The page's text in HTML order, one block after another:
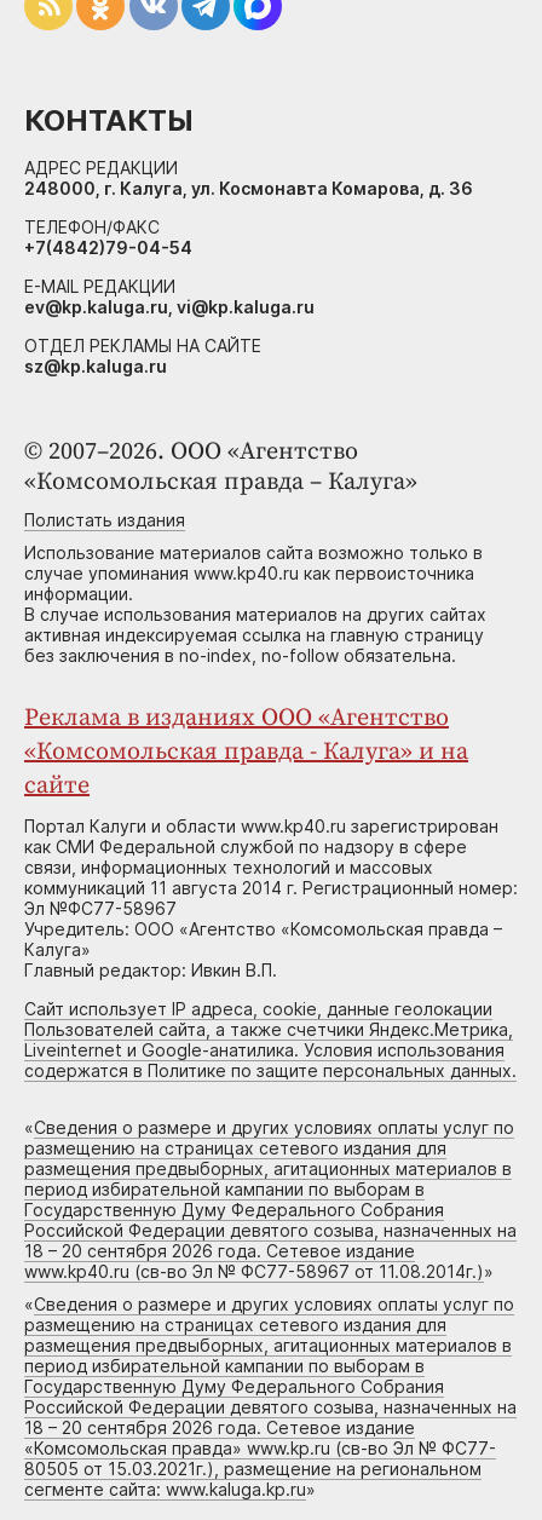
© 2007–2026. ООО «Агентство
«Комсомольская правда – Калуга»
Полистать издания
Использование материалов сайта возможно только в
случае упоминания www.kp40.ru как первоисточника
информации.
В случае использования материалов на других сайтах
активная индексируемая ссылка на главную страницу
без заключения в no-index, no-follow обязательна.
Реклама в изданиях ООО «Агентство
«Комсомольская правда - Калуга» и на
сайте
Портал Калуги и области www.kp40.ru зарегистрирован
как СМИ Федеральной службой по надзору в сфере
связи, информационных технологий и массовых
коммуникаций 11 августа 2014 г. Регистрационный номер:
Эл №ФС77-58967
Учредитель: ООО «Агентство «Комсомольская правда –
Калуга»
Главный редактор: Ивкин В.П.
Сайт использует IP адреса, cookie, данные геолокации
Пользователей сайта, а также счетчики Яндекс.Метрика,
Liveinternet и Google-анатилика. Условия использования
содержатся в Политике по защите персональных данных.
«Сведения о размере и других условиях оплаты услуг по
размещению на страницах сетевого издания для
размещения предвыборных, агитационных материалов в
период избирательной кампании по выборам в
Государственную Думу Федерального Собрания
Российской Федерации девятого созыва, назначенных на
18 – 20 сентября 2026 года. Сетевое издание
www.kp40.ru (св-во Эл № ФС77-58967 от 11.08.2014г.)»
«Сведения о размере и других условиях оплаты услуг по
размещению на страницах сетевого издания для
размещения предвыборных, агитационных материалов в
период избирательной кампании по выборам в
Государственную Думу Федерального Собрания
Российской Федерации девятого созыва, назначенных на
18 – 20 сентября 2026 года. Сетевое издание
«Комсомольская правда» www.kp.ru (св-во Эл № ФС77-
80505 от 15.03.2021г.), размещение на региональном
сегменте сайта: www.kaluga.kp.ru»
КОНТАКТЫ
АДРЕС РЕДАКЦИИ
248000, г. Калуга, ул. Космонавта Комарова, д. 36
ТЕЛЕФОН/ФАКС
+7(4842)79-04-54
E-MAIL РЕДАКЦИИ
ev@kp.kaluga.ru, vi@kp.kaluga.ru
ОТДЕЛ РЕКЛАМЫ НА САЙТЕ
sz@kp.kaluga.ru